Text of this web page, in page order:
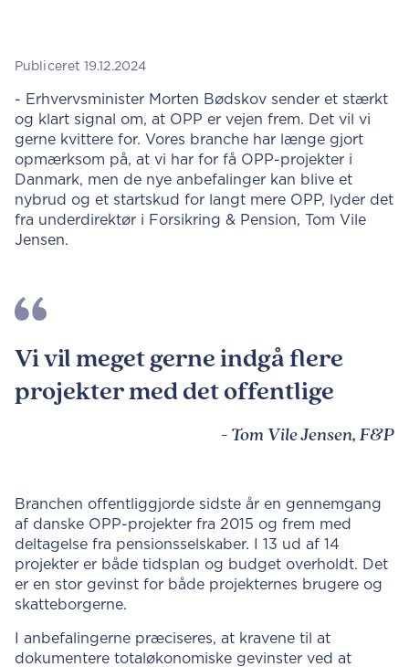
Publiceret 19.12.2024
- Erhvervsminister Morten Bødskov sender et stærkt
og klart signal om, at OPP er vejen frem. Det vil vi
gerne kvittere for. Vores branche har længe gjort
opmærksom på, at vi har for få OPP-projekter i
Danmark, men de nye anbefalinger kan blive et
nybrud og et startskud for langt mere OPP, lyder det
fra underdirektør i Forsikring & Pension, Tom Vile
Jensen.
Vi vil meget gerne indgå flere
projekter med det offentlige
- Tom Vile Jensen, F&P
Branchen offentliggjorde sidste år en gennemgang
af danske OPP-projekter fra 2015 og frem med
deltagelse fra pensionsselskaber. I 13 ud af 14
projekter er både tidsplan og budget overholdt. Det
er en stor gevinst for både projekternes brugere og
skatteborgerne.
I anbefalingerne præciseres, at kravene til at
dokumentere totaløkonomiske gevinster ved at